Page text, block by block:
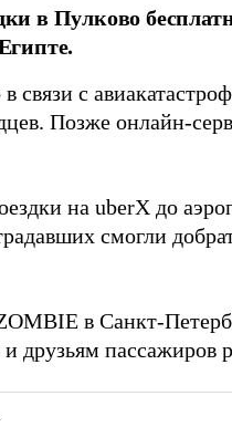
в Пулково
связи с
Позже онлайн-
на uberX до
смогли
в Санкт-
друзьям пассажиров